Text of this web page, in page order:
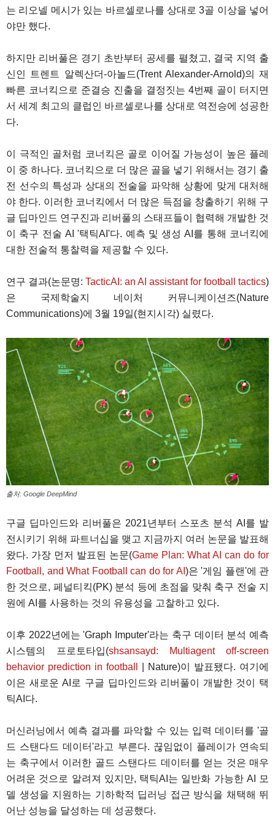
는 리오넬 메시가 있는 바르셀로나를 상대로 3골 이상을 넣어
야만 했다.
하지만 리버풀은 경기 초반부터 공세를 펼쳤고, 결국 지역 출
신인 트렌트 알렉산더-아놀드(Trent Alexander-Arnold)의 재
빠른 코너킥으로 준결승 진출을 결정짓는 4번째 골이 터지면
서 세계 최고의 클럽인 바르셀로나를 상대로 역전승에 성공한
다.
이 극적인 골처럼 코너킥은 골로 이어질 가능성이 높은 플레
이 중 하나다. 코너킥으로 더 많은 골을 넣기 위해서는 경기 출
전 선수의 특성과 상대의 전술을 파악해 상황에 맞게 대처해
야 한다. 이러한 코너킥에서 더 많은 득점을 창출하기 위해 구
글 딥마인드 연구진과 리버풀의 스태프들이 협력해 개발한 것
이 축구 전술 AI '택틱AI'다. 예측 및 생성 AI를 통해 코너킥에
대한 전술적 통찰력을 제공할 수 있다.
연구 결과(논문명: TacticAI: an AI assistant for football tactics)
은 국제학술지 네이처 커뮤니케이션즈(Nature
Communications)에 3월 19일(현지시각) 실렸다.
출처: Google DeepMind
구글 딥마인드와 리버풀은 2021년부터 스포츠 분석 AI를 발
전시키기 위해 파트너십을 맺고 지금까지 여러 논문을 발표해
왔다. 가장 먼저 발표된 논문(Game Plan: What AI can do for
Football, and What Football can do for AI )은 '게임 플랜'에 관
한 것으로, 페널티킥(PK) 분석 등에 초점을 맞춰 축구 전술 지
원에 AI를 사용하는 것의 유용성을 고찰하고 있다.
이후 2022년에는 'Graph Imputer'라는 축구 데이터 분석 예측
시스템의 프로토타입(shsansayd: Multiagent off-screen
behavior prediction in football
| Nature)이 발표됐다. 여기에
이은 새로운 AI로 구글 딥마인드와 리버풀이 개발한 것이 택
틱AI다.
머신러닝에서 예측 결과를 파악할 수 있는 입력 데이터를 '골
드 스탠다드 데이터'라고 부른다. 끊임없이 플레이가 연속되
는 축구에서 이러한 골드 스탠다드 데이터를 얻는 것은 매우
어려운 것으로 알려져 있지만, 택틱AI는 일반화 가능한 AI 모
델 생성을 지원하는 기하학적 딥러닝 접근 방식을 채택해 뛰
어난 성능을 달성하는 데 성공했다.